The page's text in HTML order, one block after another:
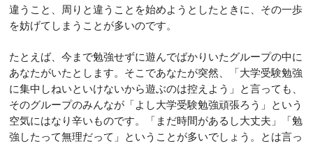
違うこと、周りと違うことを始めようとしたときに、その一歩
を妨げてしまうことが多いのです。
たとえば、今まで勉強せずに遊んでばかりいたグループの中に
あなたがいたとします。そこであなたが突然、「大学受験勉強
に集中しねいといけないから遊ぶのは控えよう」と言っても、
そのグループのみんなが「よし大学受験勉強頑張ろう」という
空気にはなり辛いものです。「まだ時間があるし大丈夫」「勉
強したって無理だって」ということが多いでしょう。とは言っ